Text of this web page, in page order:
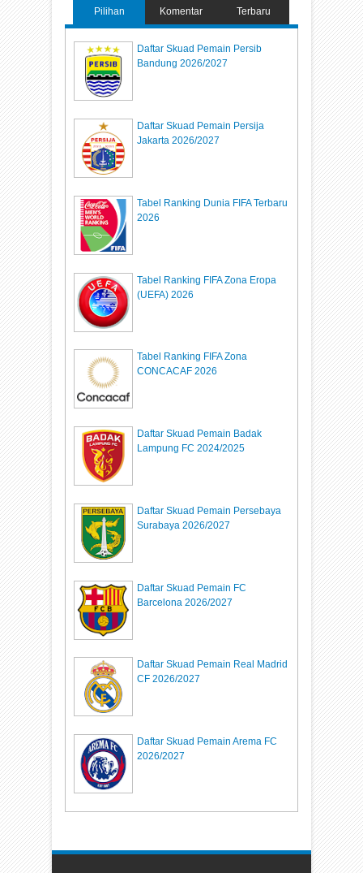
Pilihan Komentar Terbaru
Daftar Skuad Pemain Persib
Bandung 2026/2027
Daftar Skuad Pemain Persija
Jakarta 2026/2027
Tabel Ranking Dunia FIFA Terbaru
2026
Tabel Ranking FIFA Zona Eropa
(UEFA) 2026
Tabel Ranking FIFA Zona
CONCACAF 2026
Daftar Skuad Pemain Badak
Lampung FC 2024/2025
Daftar Skuad Pemain Persebaya
Surabaya 2026/2027
Daftar Skuad Pemain FC
Barcelona 2026/2027
Daftar Skuad Pemain Real Madrid
CF 2026/2027
Daftar Skuad Pemain Arema FC
2026/2027